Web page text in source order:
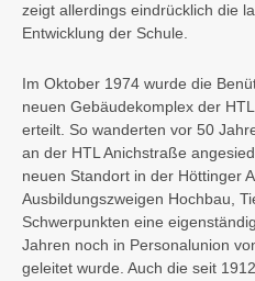
zeigt allerdings eindrücklich die
Entwicklung der Schule.
Im Oktober 1974 wurde die
neuen Gebäudekomplex der
erteilt. So wanderten vor 50
an der HTL Anichstraße
neuen Standort in der Höttinger
Ausbildungszweigen Hochbau,
Schwerpunkten eine
Jahren noch in Personalunion
geleitet wurde. Auch die seit